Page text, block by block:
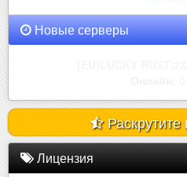
Новые серверы
Лицензия